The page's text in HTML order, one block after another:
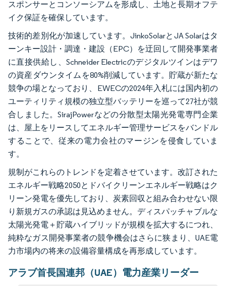
スポンサーとコンソーシアムを形成し、土地と長期オフテ
イク保証を確保しています。
技術的差別化が加速しています。JinkoSolarとJA Solarはタ
ーンキー設計・調達・建設（EPC）を迂回して開発事業者
に直接供給し、Schneider Electricのデジタルツインはデワ
の資産ダウンタイムを80%削減しています。貯蔵が新たな
競争の場となっており、EWECの2024年入札には国内初の
ユーティリティ規模の独立型バッテリーを巡って27社が競
合しました。SirajPowerなどの分散型太陽光発電専門企業
は、屋上をリースしてエネルギー管理サービスをバンドル
することで、従来の電力会社のマージンを侵食していま
す。
規制がこれらのトレンドを定着させています。改訂された
エネルギー戦略2050とドバイクリーンエネルギー戦略はク
リーン発電を優先しており、炭素回収と組み合わせない限
り新規ガスの承認は見込めません。ディスパッチャブルな
太陽光発電＋貯蔵ハイブリッドが規模を拡大するにつれ、
純粋なガス開発事業者の競争機会はさらに狭まり、UAE電
力市場内の将来の設備容量構成を再形成しています。
アラブ首長国連邦（UAE）電力産業リーダー